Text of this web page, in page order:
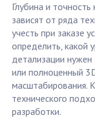
Глубина и
зависят от ряда
учесть при заказе
определить, какой
детализации
или полноценный
масштабирования.
технического
разработки.